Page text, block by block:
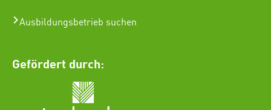
Ausbildungsbetrieb suchen
Gefördert durch: